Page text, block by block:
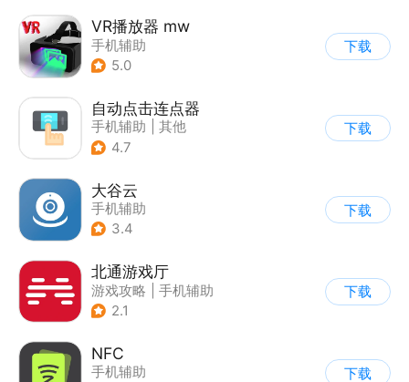
VR播放器 mw
手机辅助
5.0
下载
自动点击连点器
手机辅助
其他
4.7
下载
大谷云
手机辅助
3.4
下载
北通游戏厅
游戏攻略
手机辅助
2.1
下载
NFC
手机辅助
下载